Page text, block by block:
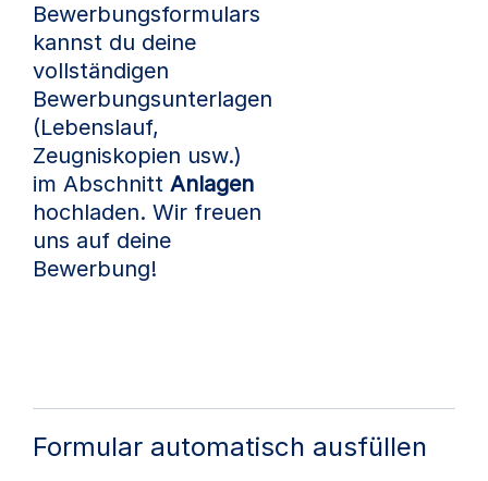
Bewerbungsformulars
kannst du deine
vollständigen
Bewerbungsunterlagen
(Lebenslauf,
Zeugniskopien usw.)
im Abschnitt Anlagen
hochladen. Wir freuen
uns auf deine
Bewerbung!
Formular automatisch ausfüllen